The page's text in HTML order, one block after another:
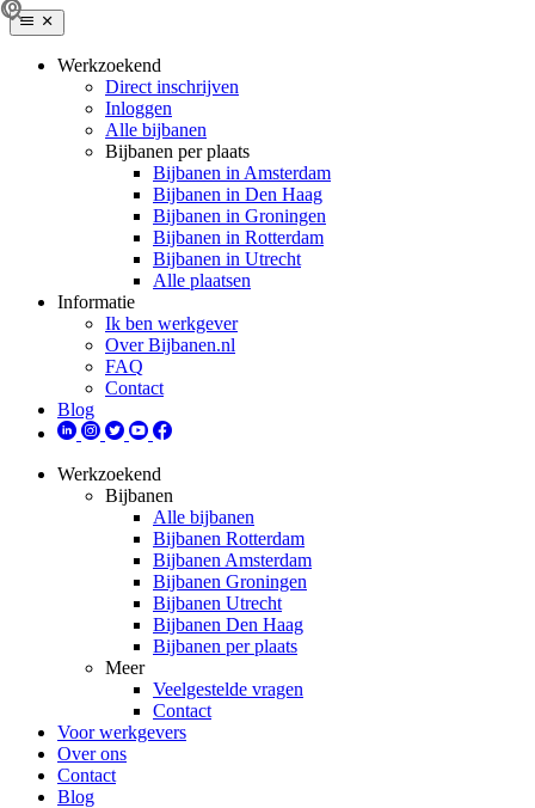
Werkzoekend
Direct inschrijven
Inloggen
Alle bijbanen
Bijbanen per plaats
Bijbanen in Amsterdam
Bijbanen in Den Haag
Bijbanen in Groningen
Bijbanen in Rotterdam
Bijbanen in Utrecht
Alle plaatsen
Informatie
Ik ben werkgever
Over Bijbanen.nl
FAQ
Contact
Blog
Werkzoekend
Bijbanen
Alle bijbanen
Bijbanen Rotterdam
Bijbanen Amsterdam
Bijbanen Groningen
Bijbanen Utrecht
Bijbanen Den Haag
Bijbanen per plaats
Meer
Veelgestelde vragen
Contact
Voor werkgevers
Over ons
Contact
Blog